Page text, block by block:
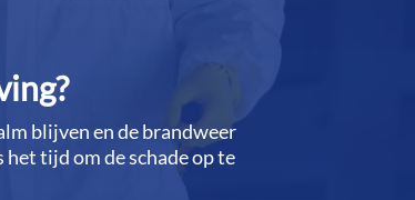
blijven en de brandweer
tijd om de schade op te